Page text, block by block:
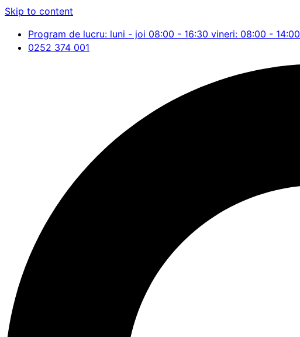
Skip to content
Program de lucru: luni - joi 08:00 - 16:30 vineri: 08:00 - 14:00
0252 374 001